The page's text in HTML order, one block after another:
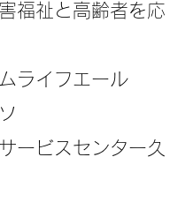
福祉と高齢者を応
ライフエール
ービスセンター久